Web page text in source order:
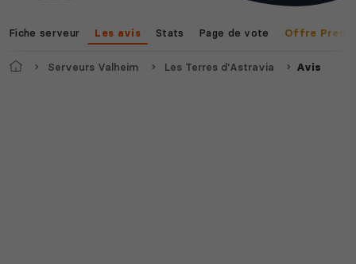
Fiche serveur Les avis Stats Page de vote Offre
AccueilServeurs Valheim Les Terres d'Astravia Avis